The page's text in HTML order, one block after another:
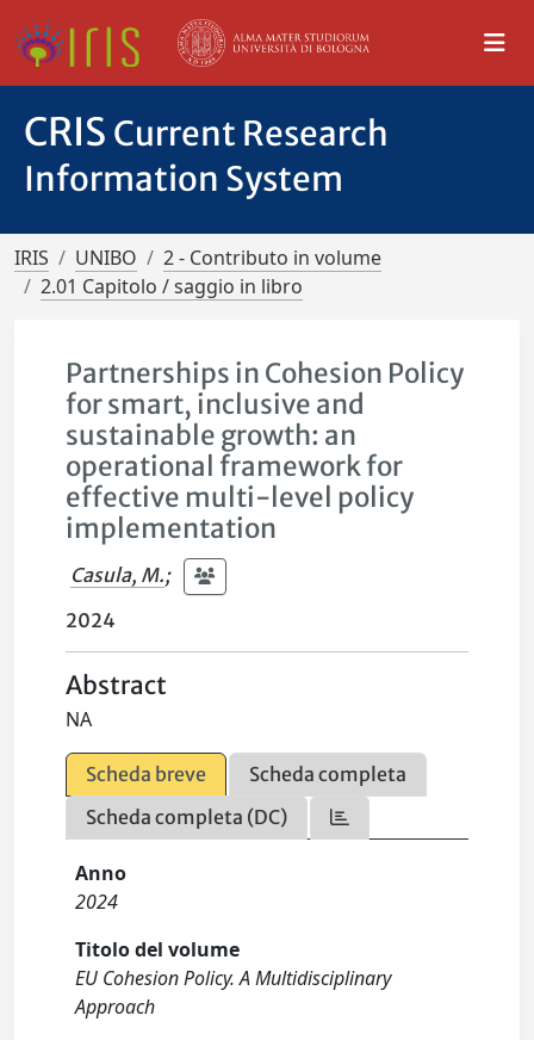
CRIS Current Research
Information System
IRIS UNIBO
2 - Contributo in volume
2.01 Capitolo / saggio in libro
Partnerships in Cohesion Policy
for smart, inclusive and
sustainable growth: an
operational framework for
effective multi-level policy
implementation
Casula, M.;
2024
Abstract
NA
Scheda breve
Scheda completa
Scheda completa (DC)
Anno
2024
Titolo del volume
EU Cohesion Policy. A Multidisciplinary
Approach